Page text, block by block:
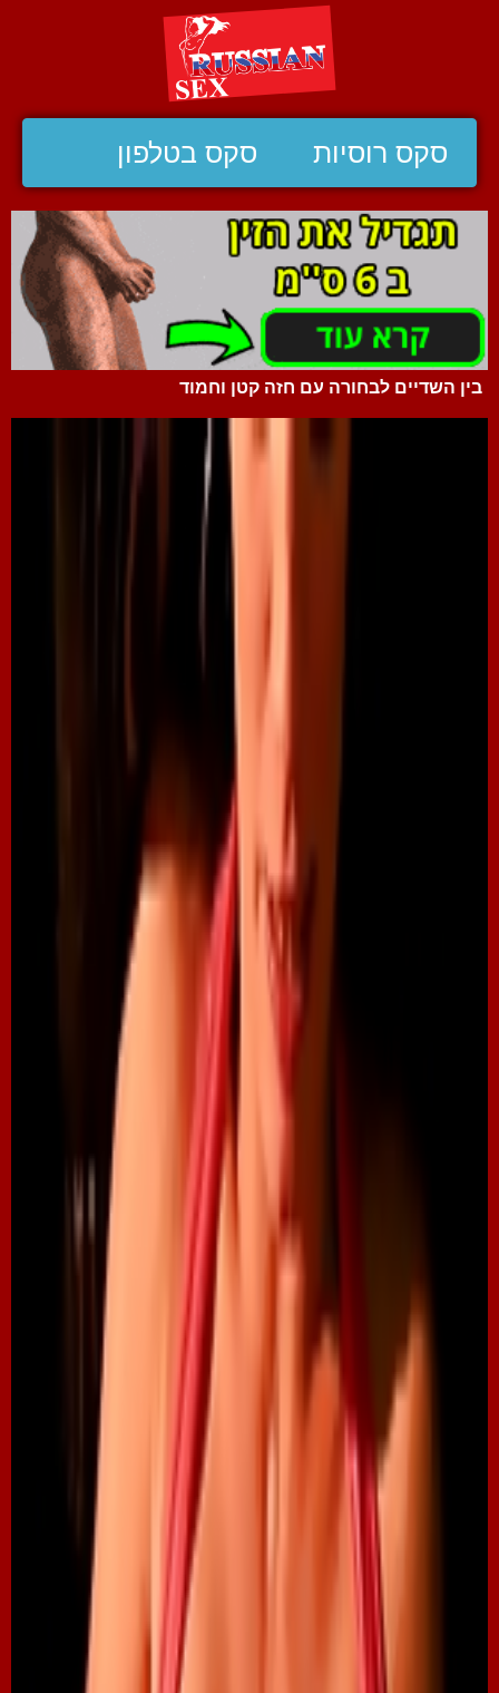
סקס רוסיות סקס בטלפון
בין השדיים לבחורה עם חזה קטן וחמוד